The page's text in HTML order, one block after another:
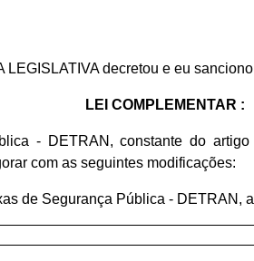
decretou e eu
LEI COMPLEMENTAR :
- DETRAN, constante do
com as seguintes modificações:
de Segurança Pública -